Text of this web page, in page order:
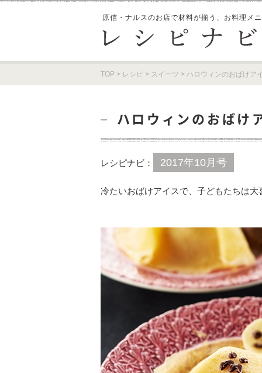
原信・ナルスのお店で材料が揃う、 お料理メ
TOP > レシピ > スイーツ > ハロウィンのおばけア
ハロウィンのおばけ
レシピナビ： 2017年10月号
冷たいおばけアイスで、子どもたちは大